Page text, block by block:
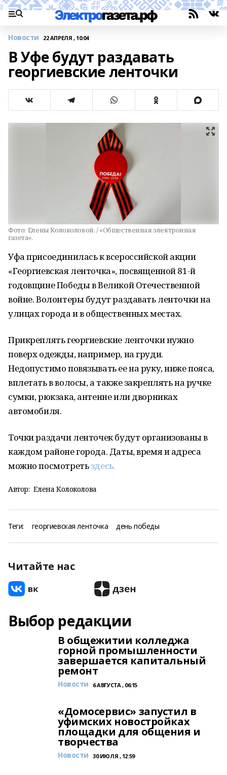
Новости 22 АПРЕЛЯ , 10:04
В Уфе будут раздавать
георгиевские ленточки
Фото: Елены Колоколовой. / «Общественная электронная
газета».
Уфа присоединилась к всероссийской акции
«Георгиевская ленточка», посвященной 81-й
годовщине Победы в Великой Отечественной
войне. Волонтеры будут раздавать ленточки на
улицах города и в общественных местах.
Прикреплять георгиевские ленточки нужно
поверх одежды, например, на груди.
Недопустимо повязывать ее на руку, ниже пояса,
вплетать в волосы, а также закреплять на ручке
сумки, рюкзака, антенне или дворниках
автомобиля.
Точки раздачи ленточек будут организованы в
каждом районе города. Даты, время и адреса
можно посмотретьздесь.
Автор: Елена Колоколова
Теги: георгиевская ленточка день победы
Читайте нас
Выбор редакции
В общежитии колледжа
горной промышленности
завершается капитальный
ремонт
Новости 6 АВГУСТА , 06:15
«Домосервис» запустил в
уфимских новостройках
площадки для общения и
творчества
Новости 30 ИЮЛЯ , 12:59